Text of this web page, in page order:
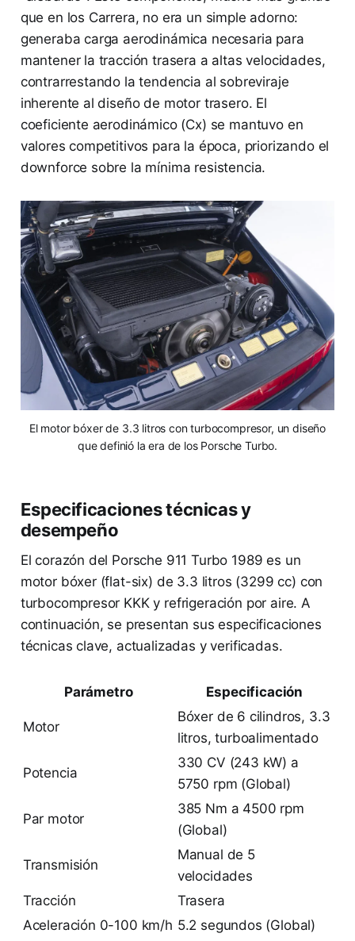
que en los Carrera, no era un simple adorno:
generaba carga aerodinámica necesaria para
mantener la tracción trasera a altas velocidades,
contrarrestando la tendencia al sobreviraje
inherente al diseño de motor trasero. El
coeficiente aerodinámico (Cx) se mantuvo en
valores competitivos para la época, priorizando el
downforce sobre la mínima resistencia.
El motor bóxer de 3.3 litros con turbocompresor, un diseño
que definió la era de los Porsche Turbo.
Especificaciones técnicas y
desempeño
El corazón del Porsche 911 Turbo 1989 es un
motor bóxer (flat-six) de 3.3 litros (3299 cc) con
turbocompresor KKK y refrigeración por aire. A
continuación, se presentan sus especificaciones
técnicas clave, actualizadas y verificadas.
Parámetro Especificación
Motor
Bóxer de 6 cilindros, 3.3
litros, turboalimentado
Potencia
330 CV (243 kW) a
5750 rpm (Global)
Par motor
385 Nm a 4500 rpm
(Global)
Transmisión
Manual de 5
velocidades
Tracción
Trasera
Aceleración 0-100 km/h 5.2 segundos (Global)